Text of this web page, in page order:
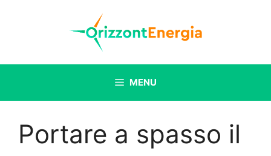
MENU
Portare a spasso il